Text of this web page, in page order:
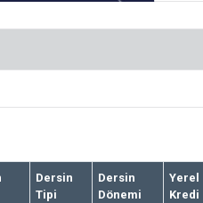
Dersin
Tipi
Dersin
Dönemi
Yerel
Kredi